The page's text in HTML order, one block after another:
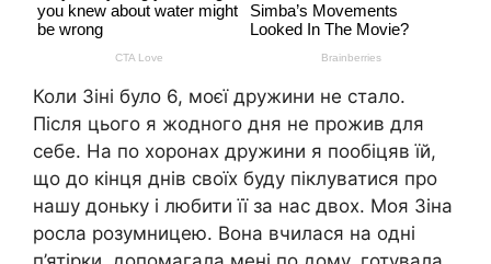
Коли Зіні було 6, моєї дружини не стало.
Після цього я жодного дня не прожив для
себе. На по хоронах дружини я пообіцяв їй,
що до кінця днів своїх буду піклуватися про
нашу доньку і любити її за нас двох. Моя Зіна
росла розумницею. Вона вчилася на одні